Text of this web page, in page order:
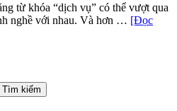
từ khóa “dịch vụ” có thể vượt qua
nghề với nhau. Và hơn … [Đọc